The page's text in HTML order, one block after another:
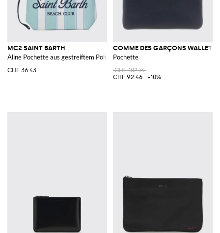
MC2 SAINT BARTH
Aline Pochette aus gestreiftem Polyester
CHF 36.43
COMME DES GARÇONS WALLET
Pochette
CHF 102.74
CHF 92.46
-10%